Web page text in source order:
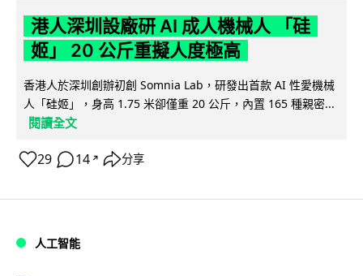
港人深圳設廠研 AI 成人機械人 「硅
姬」 20 公斤重擬人度極高
香港人於深圳創辦初創 Somnia Lab，研發出首款 AI 性愛機械
人「硅姬」，身高 1.75 米卻僅重 20 公斤，內置 165 種親密...
閱讀全文
29 14 ↗ 分享
人工智能